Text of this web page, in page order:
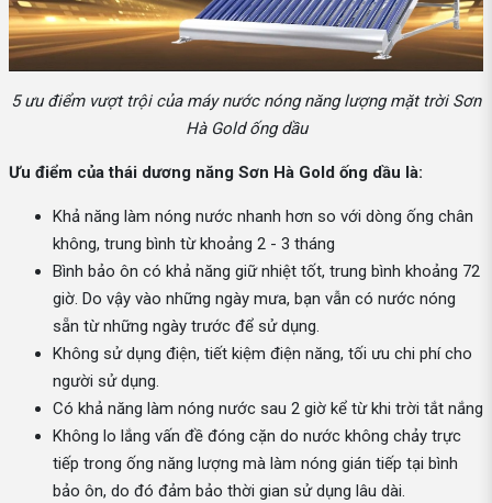
5 ưu điểm vượt trội của máy nước nóng năng lượng mặt trời Sơn
Hà Gold ống dầu
Ưu điểm của thái dương năng Sơn Hà Gold ống dầu là:
Khả năng làm nóng nước nhanh hơn so với dòng ống chân
không, trung bình từ khoảng 2 - 3 tháng
Bình bảo ôn có khả năng giữ nhiệt tốt, trung bình khoảng 72
giờ. Do vậy vào những ngày mưa, bạn vẫn có nước nóng
sẵn từ những ngày trước để sử dụng.
Không sử dụng điện, tiết kiệm điện năng, tối ưu chi phí cho
người sử dụng.
Có khả năng làm nóng nước sau 2 giờ kể từ khi trời tắt nắng
Không lo lắng vấn đề đóng cặn do nước không chảy trực
tiếp trong ống năng lượng mà làm nóng gián tiếp tại bình
bảo ôn, do đó đảm bảo thời gian sử dụng lâu dài.